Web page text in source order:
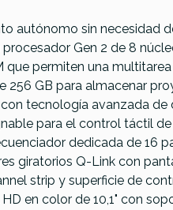
autónomo sin necesidad
Gen 2 de 8
que permiten una
256 GB para almacenar
tecnología avanzada
para el control táctil
dedicada de 16
giratorios Q-Link con
strip y superficie de
en color de 10,1" con